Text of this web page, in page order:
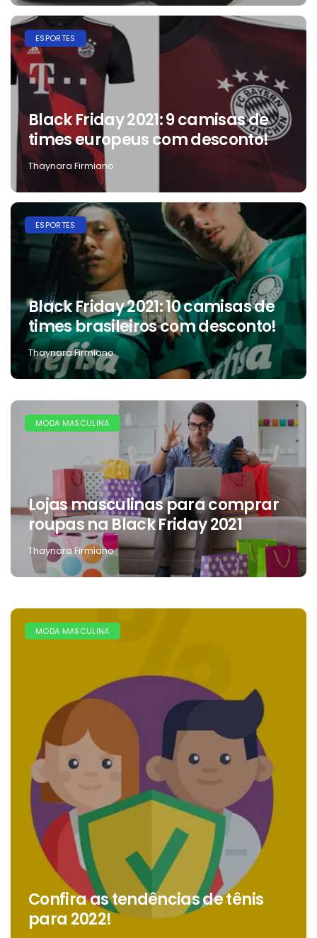
ESPORTES
Black Friday 2021: 9 camisas de
times europeus com desconto!
Thaynara Firmiano
ESPORTES
Black Friday 2021: 10 camisas de
times brasileiros com desconto!
Thaynara Firmiano
MODA MASCULINA
Lojas masculinas para comprar
roupas na Black Friday 2021
Thaynara Firmiano
MODA MASCULINA
Confira as tendências de tênis
para 2022!